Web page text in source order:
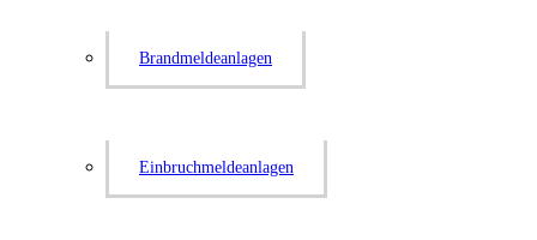
Brand­mel­de­an­lagen
Einbruch­mel­de­an­lagen